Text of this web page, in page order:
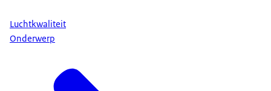
Luchtkwaliteit
Onderwerp